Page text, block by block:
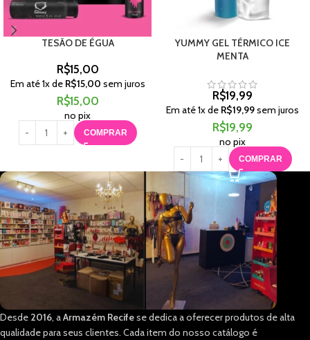
TESÃO DE ÉGUA
R$15,00
Em até1x de R$15,00 sem juros
R$15,00
no pix
COMPRAR
YUMMY GEL TÉRMICO ICE
MENTA
R$19,99
Em até1x de R$19,99sem juros
R$19,99
no pix
COMPRAR
Desde 2016, aArmazém Recifese dedica a oferecer produtos de alta
qualidade para seus clientes. Cada item do nosso catálogo é